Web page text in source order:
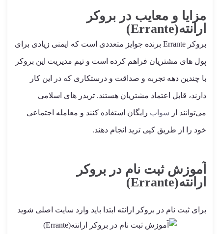
مزایا و معایب در بروکر
ارانته(Errante)
بروکر Errante برنده جوایز متعددی است که ایمنی زیادی برای
پول های مشتریان فراهم کرده است و تیم مدیریت این بروکر
با چندین دهه تجربه و صداقت و درستکاری که در این کار
دارند، قابل اعتماد مشتریان هستند. تریدر های اسلامی
می‌توانند از سواپ رایگان استفاده کنند و معامله اجتماعی
خود را از طریق کپی ترید انجام دهند.
آموزش ثبت نام در بروکر
ارانته(Errante)
برای ثبت نام در بروکر ارانته ابتدا باید وارد سایت اصلی شوید